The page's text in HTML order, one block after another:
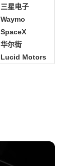
三星电子
Waymo
SpaceX
华尔街
Lucid Motors